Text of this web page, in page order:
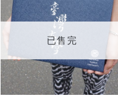
加入
「願
望輕
已售完